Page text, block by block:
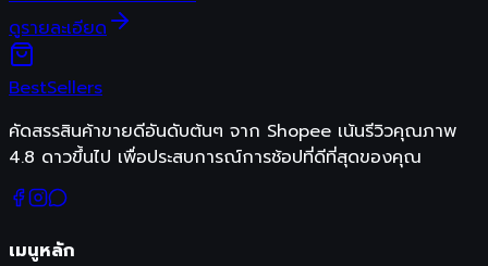
ดูรายละเอียด
BestSellers
คัดสรรสินค้าขายดีอันดับต้นๆ จาก Shopee เน้นรีวิวคุณภาพ
4.8 ดาวขึ้นไป เพื่อประสบการณ์การช้อปที่ดีที่สุดของคุณ
เมนูหลัก